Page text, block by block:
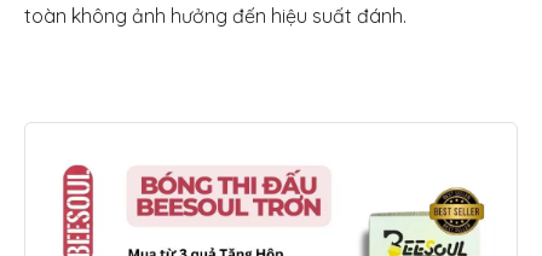
toàn không ảnh hưởng đến hiệu suất đánh.